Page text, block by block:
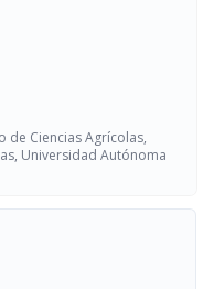
de Ciencias Agrícolas,
Universidad Autónoma